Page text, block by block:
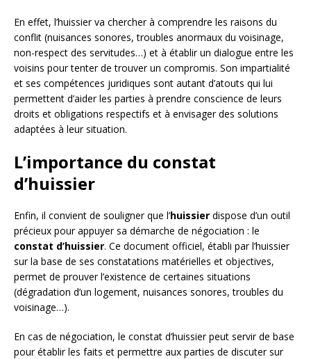
En effet, l’huissier va chercher à comprendre les raisons du
conflit (nuisances sonores, troubles anormaux du voisinage,
non-respect des servitudes…) et à établir un dialogue entre les
voisins pour tenter de trouver un compromis. Son impartialité
et ses compétences juridiques sont autant d’atouts qui lui
permettent d’aider les parties à prendre conscience de leurs
droits et obligations respectifs et à envisager des solutions
adaptées à leur situation.
L’importance du constat
d’huissier
Enfin, il convient de souligner que l’huissier dispose d’un outil
précieux pour appuyer sa démarche de négociation : le
constat d’huissier. Ce document officiel, établi par l’huissier
sur la base de ses constatations matérielles et objectives,
permet de prouver l’existence de certaines situations
(dégradation d’un logement, nuisances sonores, troubles du
voisinage…).
En cas de négociation, le constat d’huissier peut servir de base
pour établir les faits et permettre aux parties de discuter sur